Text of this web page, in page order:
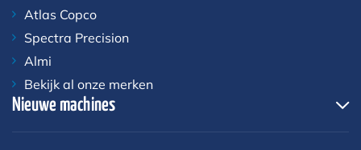
Atlas Copco
Spectra Precision
Almi
Bekijk al onze merken
Nieuwe machines